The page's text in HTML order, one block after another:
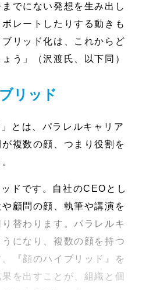
でにない発想を生み出し
レートしたりする動きも
リッド化は、これからど
う」（沢渡氏、以下同）
リッド
とは、パラレルキャリア
複数の顔、つまり役割を
ッドです。自社のCEOとし
顧問の顔、執筆や講演を
替わります。パラレルキ
になり、複数の顔を持つ
『顔のハイブリッド』を
を出すことが、組織と個